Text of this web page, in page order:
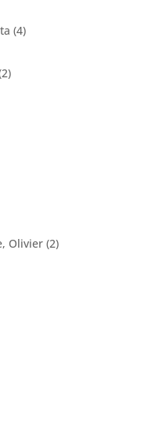
(4)
Olivier(2)